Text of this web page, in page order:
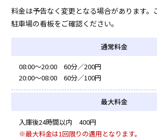
料金は予告なく変更となる場合があります。
駐車場の看板をご確認ください。
通常料金
08:00～20:00 60分／200円
20:00～08:00 60分／100円
最大料金
入庫後24時間以内 400円
※最大料金は1回限りの適用となります。